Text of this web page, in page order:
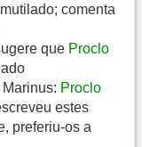
comenta
que Proclo
Proclo
estes
preferiu-os a